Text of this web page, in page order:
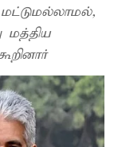
மத்திய